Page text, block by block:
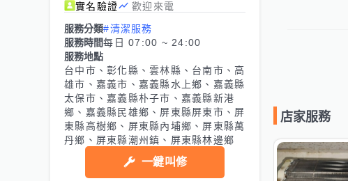
實名驗證
歡迎來電
服務分類#清潔服務
服務時間每日 07:00 ~ 24:00
服務地點
台中市、彰化縣、雲林縣、台南市、高
雄市、嘉義市、嘉義縣水上鄉、嘉義縣
太保市、嘉義縣朴子市、嘉義縣新港
鄉、嘉義縣民雄鄉、屏東縣屏東市、屏
東縣高樹鄉、屏東縣內埔鄉、屏東縣萬
丹鄉、屏東縣潮州鎮、屏東縣林邊鄉
一鍵叫修
店家服務